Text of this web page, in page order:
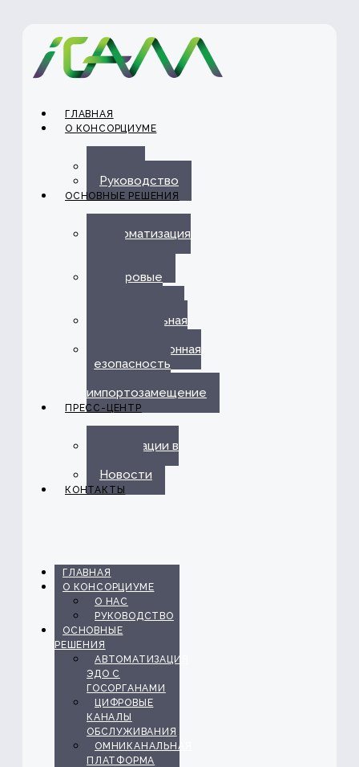
ГЛАВНАЯ
О КОНСОРЦИУМЕ
Руководство
ОСНОВНЫЕ РЕШЕНИЯ
Автоматизация
Цифровые
Омниканальная
Информационная
безопасность
импортозамещение
ПРЕСС-ЦЕНТР
Публикации в
Новости
КОНТАКТЫ
ГЛАВНАЯ
О КОНСОРЦИУМЕ
О НАС
РУКОВОДСТВО
ОСНОВНЫЕ
РЕШЕНИЯ
АВТОМАТИЗАЦИЯ
ЭДО С
ГОСОРГАНАМИ
ЦИФРОВЫЕ
КАНАЛЫ
ОБСЛУЖИВАНИЯ
ОМНИКАНАЛЬНАЯ
ПЛАТФОРМА